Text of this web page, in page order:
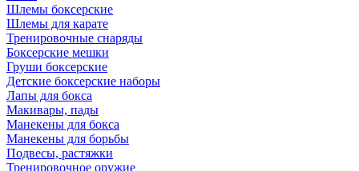
Шлемы боксерские
Шлемы для карате
Тренировочные снаряды
Боксерские мешки
Груши боксерские
Детские боксерские наборы
Лапы для бокса
Макивары, пады
Манекены для бокса
Манекены для борьбы
Подвесы, растяжки
Тренировочное оружие